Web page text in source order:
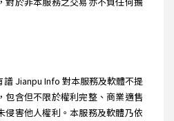
Jianpu Info 對本服務及軟體不提
包含但不限於權利完整、商業適售
侵害他人權利。本服務及軟體乃依